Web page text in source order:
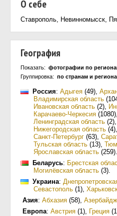
О себе
Ставрополь, Невинномысск,
География
Показать: фотографии по
Группировка: по странам и
Россия: Адыгея (49),
Владимирская область
Ивановская область (2),
Карачаево-Черкесия (1080),
Ленинградская область (2),
Нижегородская область (4),
Санкт-Петербург (63),
Тульская область (13),
Ярославская область (259).
Беларусь: Брестская
Могилёвская область (3).
Украина:
Севастополь (1),
Азия: Абхазия (58),
Европа: Австрия (1), Греция